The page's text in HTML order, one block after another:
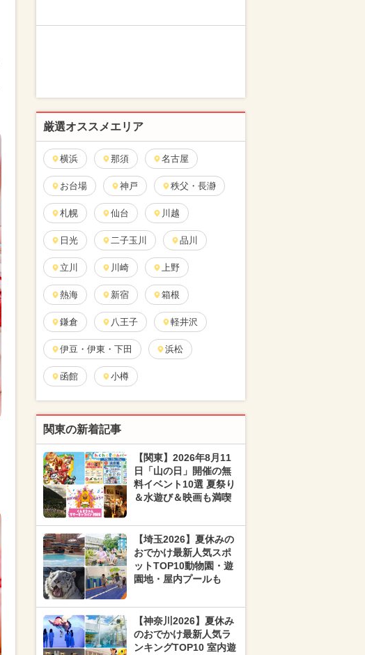
厳選オススメエリア
横浜 那須 名古屋
お台場 神戸 秩父・長瀞
札幌 仙台 川越
日光 二子玉川 品川
立川 川崎 上野
熱海 新宿 箱根
鎌倉 八王子 軽井沢
伊豆・伊東・下田 浜松
函館 小樽
関東の新着記事
【関東】2026年8月11
日「山の日」開催の無
料イベント10選 夏祭り
＆水遊び＆映画も満喫
【埼玉2026】夏休みの
おでかけ最新人気スポ
ットTOP10動物園・遊
園地・屋内プールも
【神奈川2026】夏休み
のおでかけ最新人気ラ
ンキングTOP10 室内遊